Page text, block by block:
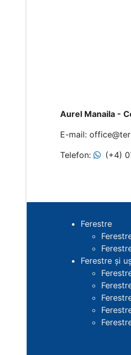
Aurel Manaila -
E-mail:
Telefon:
(+4)
Ferestre
Ferestre și